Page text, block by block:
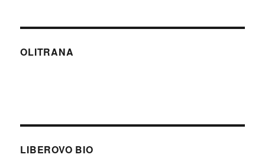
OLITRANA
LIBEROVO BIO